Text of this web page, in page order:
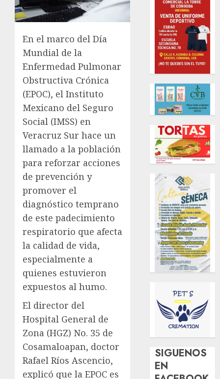
En el marco del Día
Mundial de la
Enfermedad Pulmonar
Obstructiva Crónica
(EPOC), el Instituto
Mexicano del Seguro
Social (IMSS) en
Veracruz Sur hace un
llamado a la población
para reforzar acciones
de prevención y
promover el
diagnóstico temprano
de este padecimiento
respiratorio que afecta
la calidad de vida,
especialmente a
quienes estuvieron
expuestos al humo.
El director del
Hospital General de
Zona (HGZ) No. 35 de
Cosamaloapan, doctor
Rafael Ríos Ascencio,
explicó que la EPOC es
SIGUENOS
EN